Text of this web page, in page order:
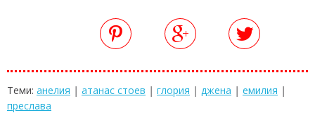
Теми: анелия | атанас стоев | глория | джена | емилия |
преслава